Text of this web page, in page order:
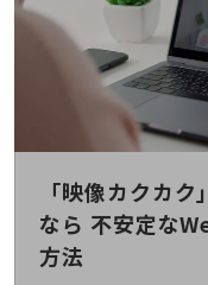
お知らせ
社外からの評価実績
サステナビリティ
サステナビリティTOP
NTTドコモビジネスグル
サステナビリティ基本方針
サステナビリティレポー
「映像カクカ
なら 不安定な
方法